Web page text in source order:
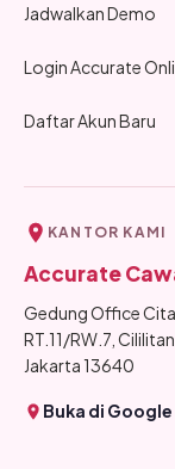
Jadwalkan Demo
Login Accurate
Daftar Akun Baru
KANTOR KAMI
Accurate
Gedung Office
RT.11/RW.7,
Jakarta 13640
Buka di